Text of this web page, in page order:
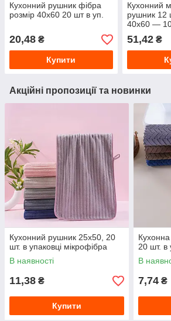
Кухонний рушник фібра
розмір 40х60 20 шт в уп.
20,48 ₴
Купити
Кухонний
рушник 12
40х60 —
51,42₴
Акційні пропозиції та новинки
Кухонний рушник 25х50, 20
шт. в упаковці мікрофібра
В наявності
11,38 ₴
Купити
20 шт. в
В
7,74 ₴